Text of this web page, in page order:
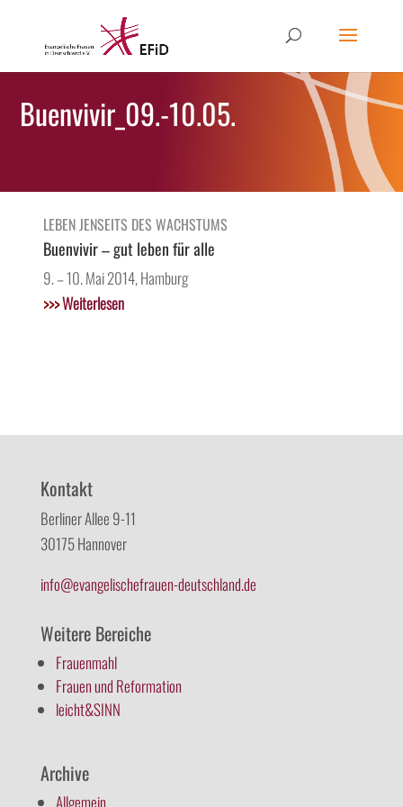
Buenvivir_09.-10.05.
LEBEN JENSEITS DES WACHSTUMS
Buenvivir – gut leben für alle
9. – 10. Mai 2014, Hamburg
>>>Weiterlesen
Kontakt
Berliner Allee 9-11
30175 Hannover
info@evangelischefrauen-deutschland.de
Weitere Bereiche
Frauenmahl
Frauen und Reformation
leicht&SINN
Archive
Allgemein